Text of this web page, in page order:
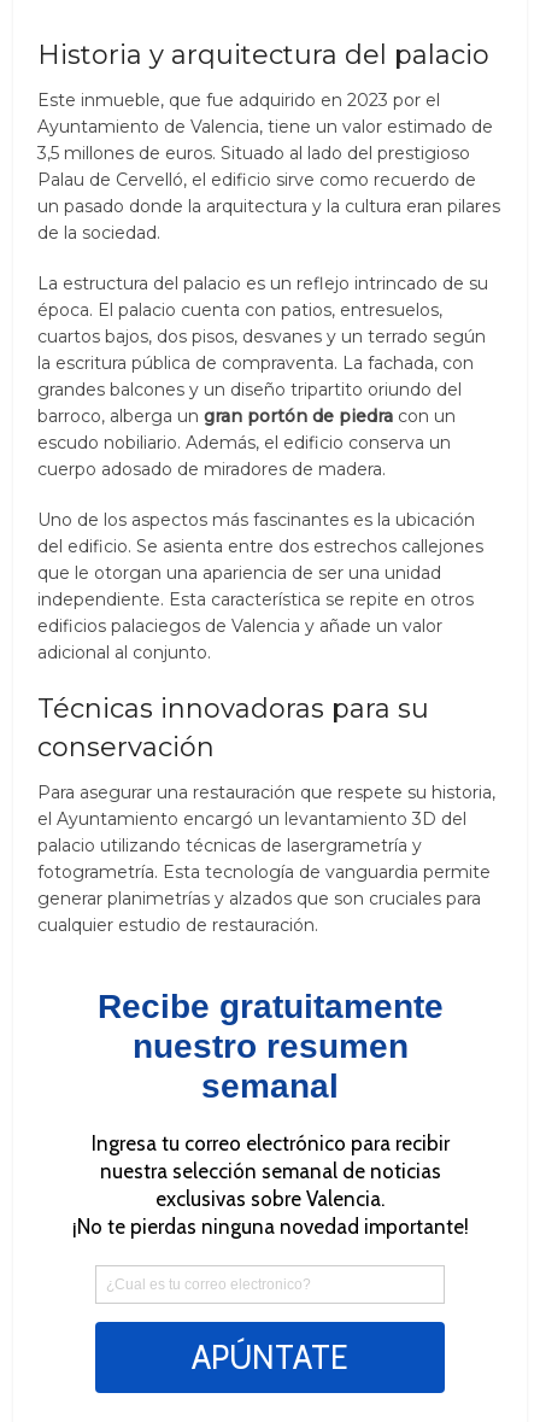
Historia y arquitectura del palacio
Este inmueble, que fue adquirido en 2023 por el
Ayuntamiento de Valencia, tiene un valor estimado de
3,5 millones de euros. Situado al lado del prestigioso
Palau de Cervelló, el edificio sirve como recuerdo de
un pasado donde la arquitectura y la cultura eran pilares
de la sociedad.
La estructura del palacio es un reflejo intrincado de su
época. El palacio cuenta con patios, entresuelos,
cuartos bajos, dos pisos, desvanes y un terrado según
la escritura pública de compraventa. La fachada, con
grandes balcones y un diseño tripartito oriundo del
barroco, alberga ungran portón de piedra con un
escudo nobiliario. Además, el edificio conserva un
cuerpo adosado de miradores de madera.
Uno de los aspectos más fascinantes es la ubicación
del edificio. Se asienta entre dos estrechos callejones
que le otorgan una apariencia de ser una unidad
independiente. Esta característica se repite en otros
edificios palaciegos de Valencia y añade un valor
adicional al conjunto.
Técnicas innovadoras para su
conservación
Para asegurar una restauración que respete su historia,
el Ayuntamiento encargó un levantamiento 3D del
palacio utilizando técnicas de lasergrametría y
fotogrametría. Esta tecnología de vanguardia permite
generar planimetrías y alzados que son cruciales para
cualquier estudio de restauración.